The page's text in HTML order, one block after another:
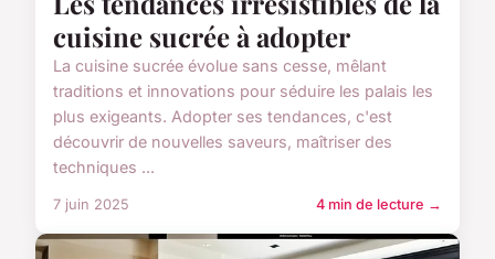
cuisine sucrée à adopter
La cuisine sucrée évolue sans cesse, mêlant
traditions et innovations pour séduire les palais les
plus exigeants. Adopter ses tendances, c'est
découvrir de nouvelles saveurs, maîtriser des
techniques ...
7 juin 2025 4 min de lecture →